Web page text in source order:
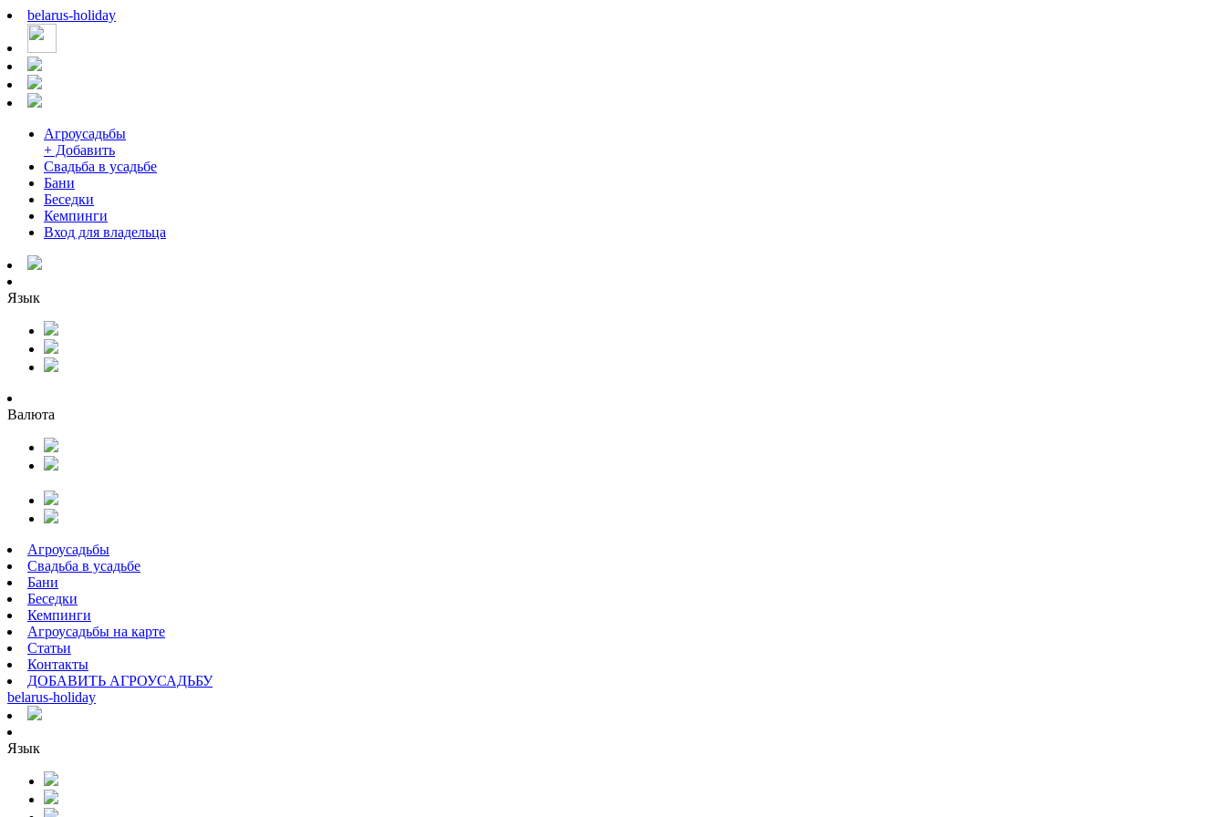
belarus-holiday
Агроусадьбы
+ Добавить
Свадьба в усадьбе
Бани
Беседки
Кемпинги
Вход для владельца
Язык
Валюта
Агроусадьбы
Свадьба в усадьбе
Бани
Беседки
Кемпинги
Агроусадьбы на карте
Статьи
Контакты
ДОБАВИТЬ АГРОУСАДЬБУ
belarus-holiday
Язык